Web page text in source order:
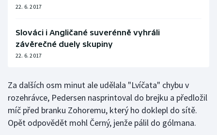
22. 6. 2017
Slováci i Angličané suverénně vyhráli
závěrečné duely skupiny
22. 6. 2017
Za dalších osm minut ale udělala "Lvíčata" chybu v
rozehrávce, Pedersen nasprintoval do brejku a předložil
míč před branku Zohoremu, který ho doklepl do sítě.
Opět odpovědět mohl Černý, jenže pálil do gólmana.